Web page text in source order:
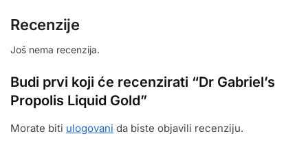
Recenzije
Još nema recenzija.
Budi prvi koji će recenzirati “Dr Gabriel’s
Propolis Liquid Gold”
Morate biti ulogovani da biste objavili recenziju.